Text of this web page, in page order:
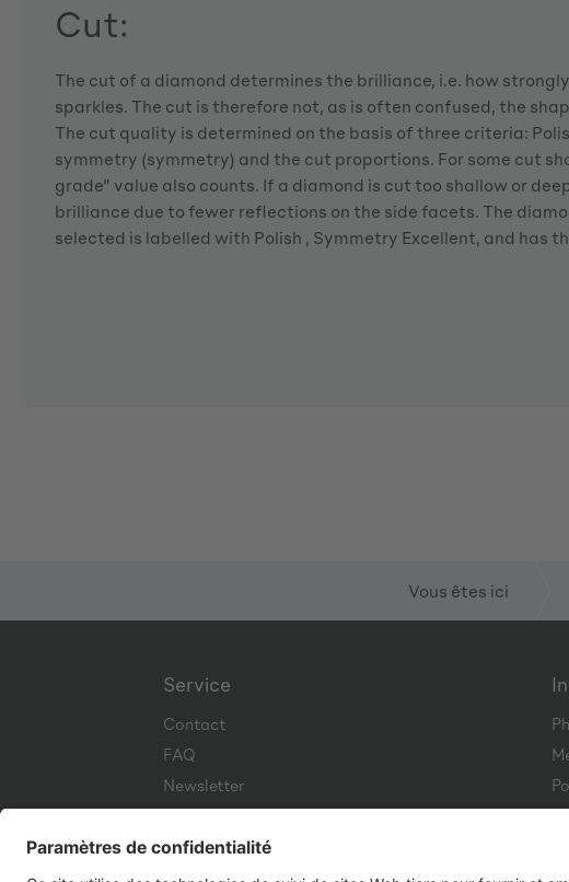
Cut:
The cut of a diamond determines the brilliance, i.e. how
sparkles. The cut is therefore not, as is often confused, the
The cut quality is determined on the basis of three criteria:
symmetry (symmetry) and the cut proportions. For some cut
grade" value also counts. If a diamond is cut too shallow or
brilliance due to fewer reflections on the side facets. The
selected is labelled with Polish , Symmetry Excellent, and has
Vous êtes ici
Service
Contact
FAQ
Newsletter
Corporate Website